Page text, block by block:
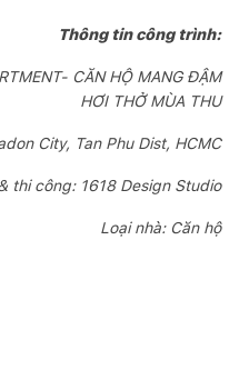
Thông tin công trình:
CĂN HỘ MANG ĐẬM
HƠI THỞ MÙA THU
City, Tan Phu Dist, HCMC
thi công: 1618 Design Studio
Loại nhà: Căn hộ